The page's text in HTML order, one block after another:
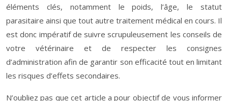
éléments clés, notamment le poids, l’âge, le statut
parasitaire ainsi que tout autre traitement médical en cours. Il
est donc impératif de suivre scrupuleusement les conseils de
votre vétérinaire et de respecter les consignes
d’administration afin de garantir son efficacité tout en limitant
les risques d’effets secondaires.
N’oubliez pas que cet article a pour objectif de vous informer